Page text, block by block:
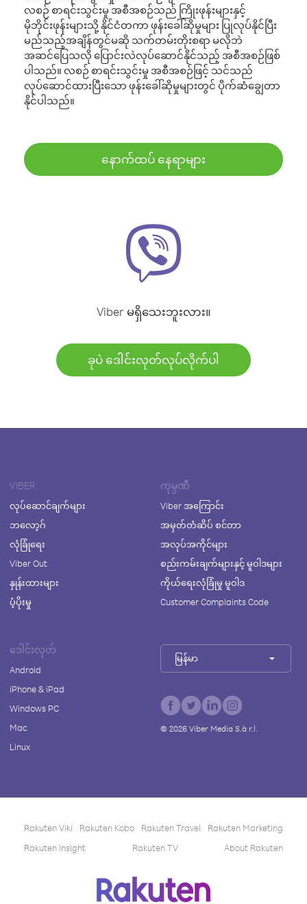
လစဉ် စာရင်းသွင်းမှု အစီအစဉ်သည် ကြိုးဖုန်းများနှင့်
မိုဘိုင်းဖုန်းများသို့ နိုင်ငံတကာ ဖုန်းခေါ်ဆိုမှုများ ပြုလုပ်နိုင်ပြီး
မည်သည့်အချိန်တွင်မဆို သက်တမ်းတိုးစရာ မလိုဘဲ
အဆင်ပြေသလို ပြောင်းလဲလုပ်ဆောင်နိုင်သည့် အစီအစဉ်ဖြစ်
ပါသည်။ လစဉ် စာရင်းသွင်းမှု အစီအစဉ်ဖြင့် သင်သည်
လုပ်ဆောင်ထားပြီးသော ဖုန်းခေါ်ဆိုမှုများတွင် ပိုက်ဆံချွေတာ
နိုင်ပါသည်။
နောက်ထပ် နေရာများ
Viber မရှိသေးဘူးလား။
ခုပဲ ဒေါင်းလုတ်လုပ်လိုက်ပါ
VIBER
လုပ်ဆောင်ချက်များ
ဘလော့ဂ်
လုံခြုံရေး
Viber Out
နှုန်းထားများ
ပံ့ပိုးမှု
ကုမ္ပဏီ
Viber အကြောင်း
အမှတ်တံဆိပ် စင်တာ
အလုပ်အကိုင်များ
စည်းကမ်းချက်များနှင့် မူဝါဒများ
ကိုယ်ရေးလုံခြုံမှု မူဝါဒ
Customer Complaints Code
ဒေါင်းလုတ်
Android
iPhone & iPad
Windows PC
Mac
Linux
မြန်မာ
© 2026Viber Media S.à r.l.
Rakuten Viki Rakuten Kobo Rakuten Travel
Rakuten Marketing
Rakuten Insight
Rakuten TV About Rakuten